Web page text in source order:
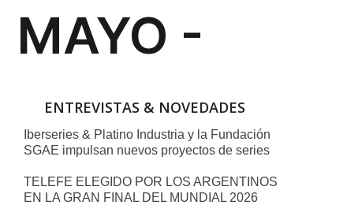
ENTREVISTAS & NOVEDADES
Iberseries & Platino Industria y la Fundación
SGAE impulsan nuevos proyectos de series
TELEFE ELEGIDO POR LOS ARGENTINOS
EN LA GRAN FINAL DEL MUNDIAL 2026